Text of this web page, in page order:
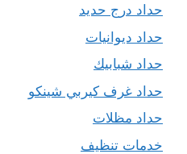
حداد درج حديد
حداد ديوانيات
حداد شبابيك
حداد غرف كيربي شينكو
حداد مظلات
خدمات تنظيف